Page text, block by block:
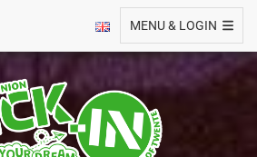
Toggle navigation